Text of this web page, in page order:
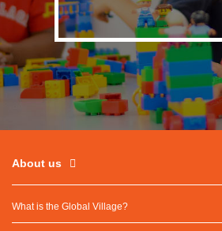
About us
What is the Global Village?